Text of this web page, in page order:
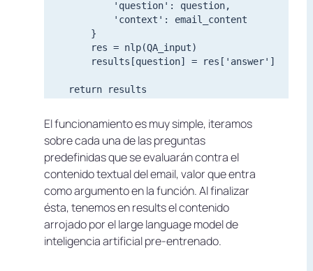
        results[question] = res['answer']
El funcionamiento es muy simple, iteramos
sobre cada una de las preguntas
predefinidas que se evaluarán contra el
contenido textual del email, valor que entra
como argumento en la función. Al finalizar
ésta, tenemos en results el contenido
arrojado por ellarge language modelde
inteligencia artificial pre-entrenado.